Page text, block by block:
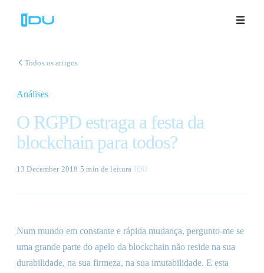
Soluções
Plataforma
🇵🇹 Demonstrações
Todos os artigos
Análises
O RGPD estraga a festa da
blockchain para todos?
13 December 2018 ·5 min de leitura IDU
Num mundo em constante e rápida mudança, pergunto-me se
uma grande parte do apelo da blockchain não reside na sua
durabilidade, na sua firmeza, na sua imutabilidade. E esta